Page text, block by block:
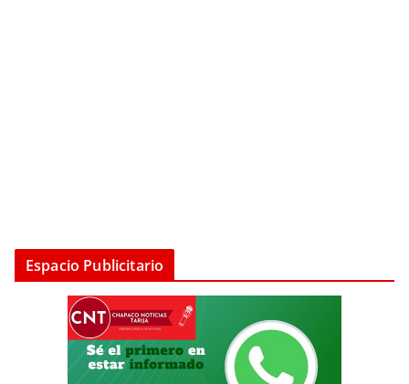
Espacio Publicitario